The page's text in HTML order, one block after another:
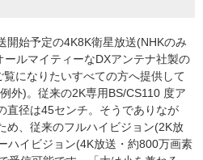
開始予定の4K8K衛星放送(NHKのみ
ルマイティーなDXアンテナ社製の
になりたいすべての方へ提供して
外)。従来の2K専用BS/CS110 度ア
直径は45センチ。そうでありなが
め、従来のフルハイビジョン(2K放
ハイビジョン(4K放送・約800万画素